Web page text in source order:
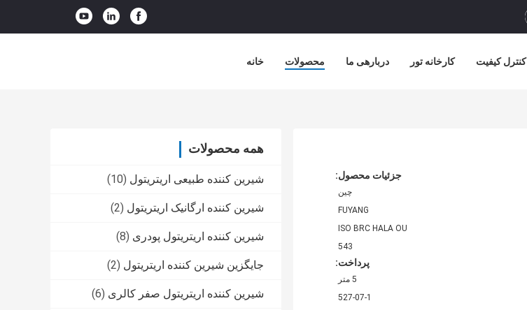
خانه محصولات دربارهی ما کارخانه تور کنترل کیفیت
همه محصولات
شیرین کننده طبیعی اریتریتول (10)
شیرین کننده ارگانیک اریتریتول (2)
شیرین کننده اریتریتول پودری (8)
جایگزین شیرین کننده اریتریتول (2)
شیرین کننده اریتریتول صفر کالری (6)
جزئیات محصول:
چین
FUYANG
ISO BRC HALA OU
543
پرداخت:
5 متر
527-07-1